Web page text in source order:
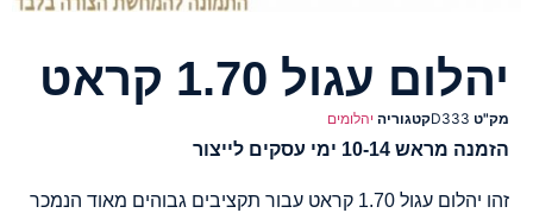
יהלום עגול 1.70 קראט
מק"ט D333קטגוריה יהלומים
הזמנה מראש 10-14 ימי עסקים לייצור
זהו יהלום עגול 1.70 קראט עבור תקציבים גבוהים מאוד הנמכר